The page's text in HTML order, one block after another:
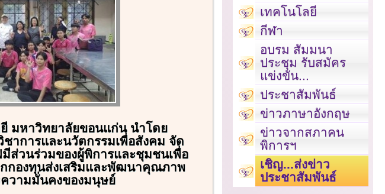
มหาวิทยาลัยขอนแก่น นำโดย
าการและนวัตกรรมเพื่อสังคม จัด
ส่วนร่วมของผู้พิการและชุมชนเพื่อ
กองทุนส่งเสริมและพัฒนาคุณภาพ
วามมั่นคงของมนุษย์
เทคโนโลยี
กีฬา
อบรม สัมมนา
ประชุม รับสมัคร
แข่งขัน...
ประชาสัมพันธ์
ข่าวภาษาอังกฤษ
ข่าวจากสภาคน
พิการฯ
เชิญ...ส่งข่าว
ประชาสัมพันธ์